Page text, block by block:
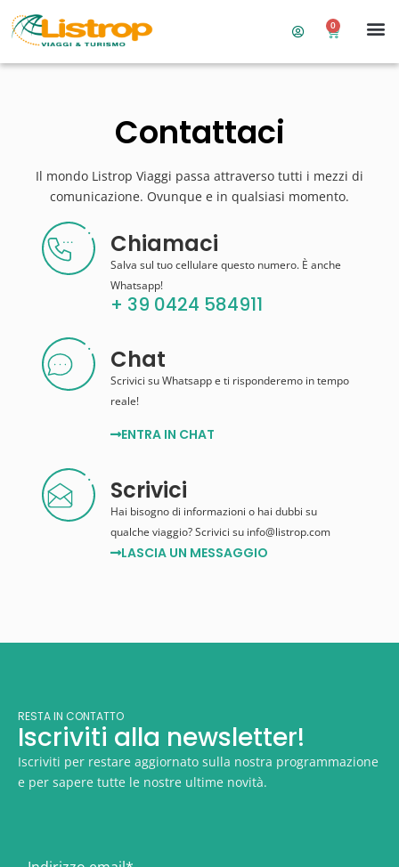
0
Contattaci
Il mondo Listrop Viaggi passa attraverso tutti i mezzi di
comunicazione. Ovunque e in qualsiasi momento.
Chiamaci
Salva sul tuo cellulare questo numero. È anche
Whatsapp!
+ 39 0424 584911
Chat
Scrivici su Whatsapp e ti risponderemo in tempo
reale!
ENTRA IN CHAT
Scrivici
Hai bisogno di informazioni o hai dubbi su
qualche viaggio? Scrivici su info@listrop.com
LASCIA UN MESSAGGIO
RESTA IN CONTATTO
Iscriviti alla newsletter!
Iscriviti per restare aggiornato sulla nostra programmazione
e per sapere tutte le nostre ultime novità.